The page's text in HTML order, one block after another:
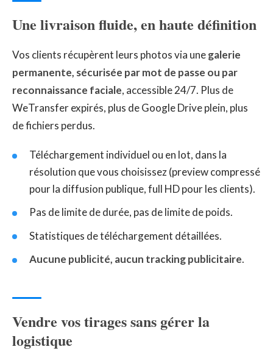
Une livraison fluide, en haute définition
Vos clients récupèrent leurs photos via unegalerie
permanente, sécurisée par mot de passe ou par
reconnaissance faciale, accessible 24/7. Plus de
WeTransfer expirés, plus de Google Drive plein, plus
de fichiers perdus.
Téléchargement individuel ou en lot, dans la
résolution que vous choisissez (preview compressé
pour la diffusion publique, full HD pour les clients).
Pas de limite de durée, pas de limite de poids.
Statistiques de téléchargement détaillées.
Aucune publicité, aucun tracking publicitaire.
Vendre vos tirages sans gérer la
logistique